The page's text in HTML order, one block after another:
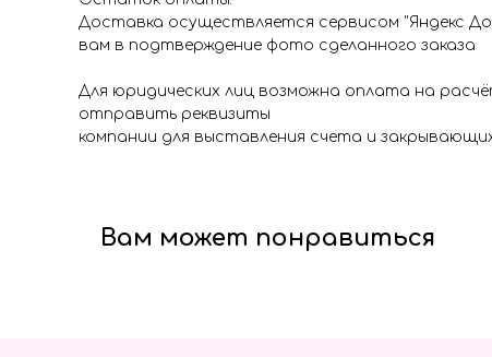
Доставка осуществляется сервисом "Яндекс
вам в подтверждение фото сделанного заказа
Для юридических лиц возможна оплата на
отправить реквизиты
компании для выставления счета и
Вам может понравиться